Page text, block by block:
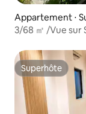
Appartement ⋅
3/68 ㎡ /Vue sur
Superhôte
Superhôte